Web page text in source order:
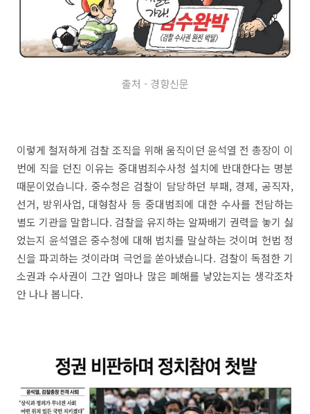
출처 - 경향신문
이렇게 철저하게 검찰 조직을 위해 움직이던 윤석열 전 총장이 이
번에 직을 던진 이유는 중대범죄수사청 설치에 반대한다는 명분
때문이었습니다. 중수청은 검찰이 담당하던 부패, 경제, 공직자,
선거, 방위사업, 대형참사 등 중대범죄에 대한 수사를 전담하는
별도 기관을 말합니다. 검찰을 유지하는 알짜배기 권력을 놓기 싫
었는지 윤석열은 중수청에 대해 법치를 말살하는 것이며 헌법 정
신을 파괴하는 것이라며 극언을 쏟아냈습니다. 검찰이 독점한 기
소권과 수사권이 그간 얼마나 많은 폐해를 낳았는지는 생각조차
안 나나 봅니다.